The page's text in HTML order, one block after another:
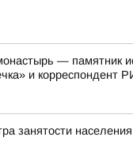
— памятник
и корреспондент
занятости